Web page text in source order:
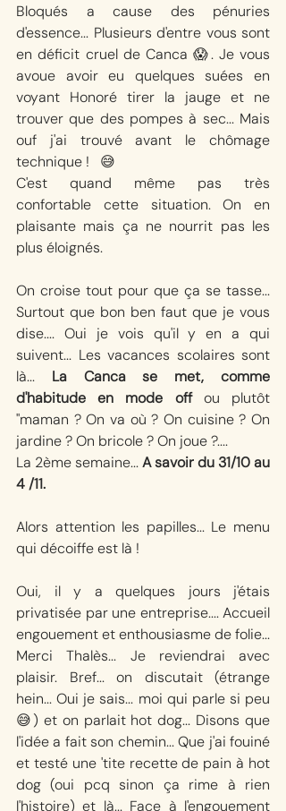
Bloqués a cause des pénuries
d'essence... Plusieurs d'entre vous sont
en déficit cruel de Canca 😱. Je vous
avoue avoir eu quelques suées en
voyant Honoré tirer la jauge et ne
trouver que des pompes à sec... Mais
ouf j'ai trouvé avant le chômage
technique !   😅
C'est quand même pas très
confortable cette situation. On en
plaisante mais ça ne nourrit pas les
plus éloignés.
On croise tout pour que ça se tasse...
Surtout que bon ben faut que je vous
dise.... Oui je vois qu'il y en a qui
suivent... Les vacances scolaires sont
là... La Canca se met, comme
d'habitude en mode off ou plutôt
"maman ? On va où ? On cuisine ? On
jardine ? On bricole ? On joue ?....
La 2ème semaine... A savoir du 31/10 au
4 /11.
Alors attention les papilles... Le menu
qui décoiffe est là !
Oui, il y a quelques jours j'étais
privatisée par une entreprise.... Accueil
engouement et enthousiasme de folie...
Merci Thalès... Je reviendrai avec
plaisir. Bref... on discutait (étrange
hein... Oui je sais... moi qui parle si peu
😅) et on parlait hot dog... Disons que
l'idée a fait son chemin... Que j'ai fouiné
et testé une 'tite recette de pain à hot
dog (oui pcq sinon ça rime à rien
l'histoire) et là... Face à l'engouement